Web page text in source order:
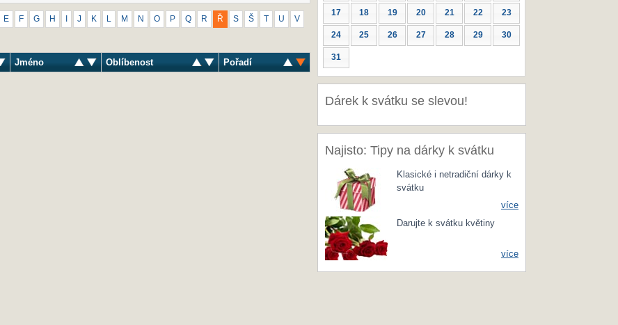
E F G H J K M N O P Q R Ř S Š U V
Jméno Oblíbenost Pořadí
17 18 19 20 21 22 23
24 25 26 27 28 29 30
31
Dárek k svátku se slevou!
Najisto: Tipy na dárky k svátku
Klasické i netradiční dárky k
svátku
více
Darujte k svátku květiny
více